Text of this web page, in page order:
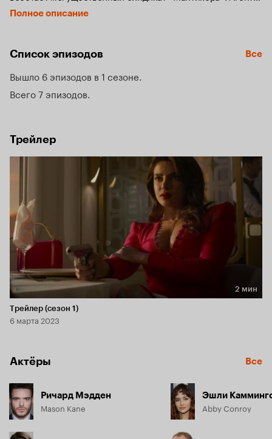
«Цитадели» должны вспомнить своё прошлое и найти
в себе силы дать отпор.
Полное описание
Список эпизодов Все
Вышло 6 эпизодов в 1 сезоне
Всего 7 эпизодов
Трейлер
Длительность 2 мин
2 мин
Трейлер (сезон 1)
6 марта 2023
Актёры Все
Ричард Мэдден
Mason Kane
Эшли
Abby Conroy